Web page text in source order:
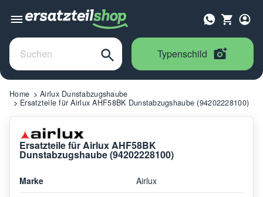
Typenschild
Home
Airlux Dunstabzugshaube
Ersatzteile für Airlux AHF58BK Dunstabzugshaube (94202228100)
Ersatzteile für Airlux AHF58BK
Dunstabzugshaube (94202228100)
Marke Airlux